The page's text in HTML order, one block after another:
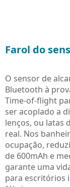
Farol do
O sensor de
Bluetooth à
Time-of-flight
ser acoplado a
lenços, ou latas
real. Nos
ocupação,
de 600mAh e
garante uma
para escritórios